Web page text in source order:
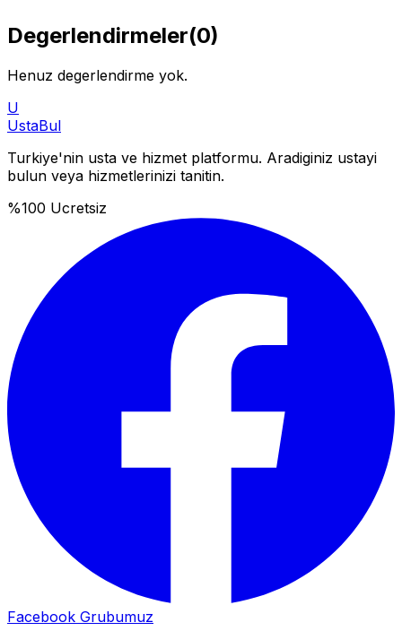
Degerlendirmeler(0)
Henuz degerlendirme yok.
U
UstaBul
Turkiye'nin usta ve hizmet platformu. Aradiginiz ustayi
bulun veya hizmetlerinizi tanitin.
%100 Ucretsiz
Facebook Grubumuz